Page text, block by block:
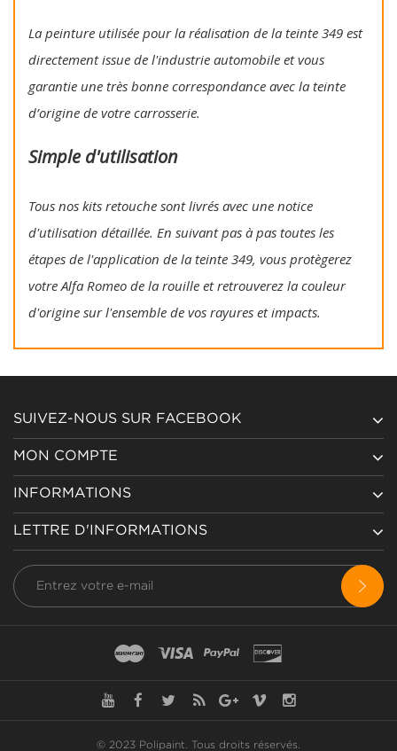
La peinture utilisée pour la réalisation de la teinte 349 est
directement issue de l'industrie automobile et vous
garantie une très bonne correspondance avec la teinte
d’origine de votre carrosserie.
Simple d'utilisation
Tous nos kits retouche sont livrés avec une notice
d'utilisation détaillée. En suivant pas à pas toutes les
étapes de l'application de la teinte 349, vous protègerez
votre Alfa Romeo de la rouille et retrouverez la couleur
d'origine sur l'ensemble de vos rayures et impacts.
SUIVEZ-NOUS SUR FACEBOOK
MON COMPTE
INFORMATIONS
LETTRE D'INFORMATIONS
© 2023 Polipaint. Tous droits réservés.